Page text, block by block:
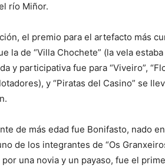
río Miñor.
el premio para el artefacto más
la de “Villa Chochete” (la vela
y participativa fue para “Viveiro”,
y “Piratas del Casino” se
de más edad fue Bonifasto, nado
de los integrantes de “Os
una novia y un payaso, fue el